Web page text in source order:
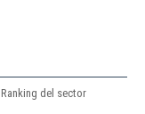
del sector